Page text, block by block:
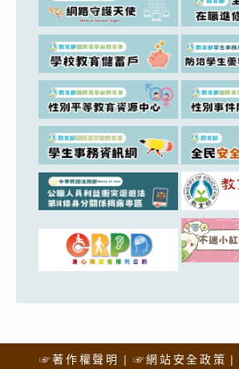
☞著作權聲明 ☞網站安全政策